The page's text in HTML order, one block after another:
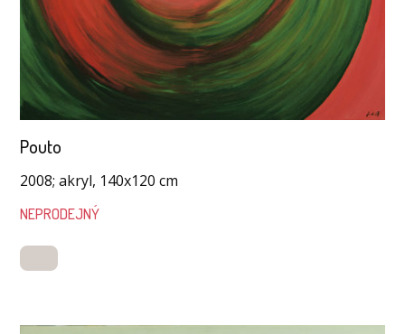
Pouto
2008; akryl, 140x120 cm
NEPRODEJNÝ